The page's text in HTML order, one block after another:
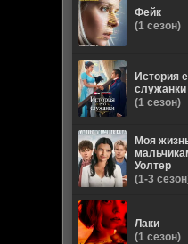
Фейк
(1 сезон)
История
служанки
(1 сезон)
Моя
Уолтер
(1-3
Лаки
(1 сезон)